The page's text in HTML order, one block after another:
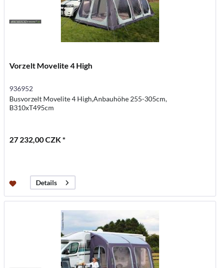
Vorzelt Movelite 4 High
936952
Busvorzelt Movelite 4 High,Anbauhöhe 255-305cm,
B310xT495cm
27 232,00 CZK *
Details